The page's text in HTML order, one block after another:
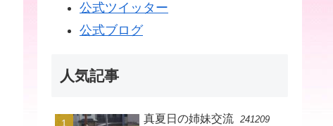
公式ツイッター
公式ブログ
人気記事
真夏日の姉妹交流 241209